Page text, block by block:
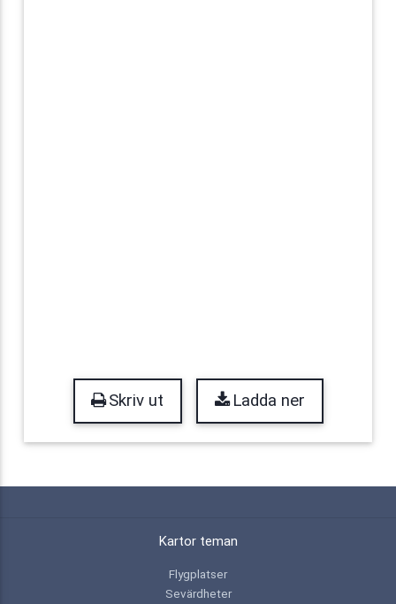
Skriv ut Ladda ner
Kartor teman
Flygplatser
Sevärdheter